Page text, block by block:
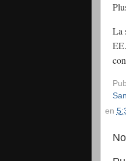
La
en